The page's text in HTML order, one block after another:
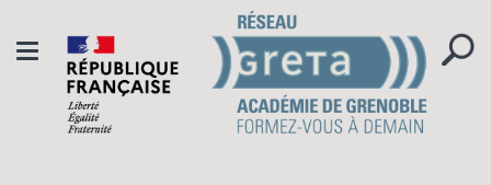
Toggle
navigation